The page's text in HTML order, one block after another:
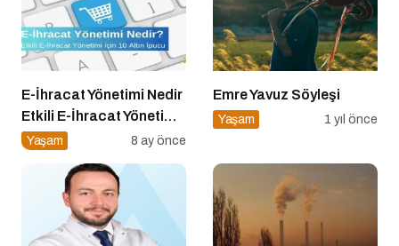
E-İhracat Yönetimi Nedir
Etkili E-İhracat Yönetimi
için 10 Altın İpucu
Yaşam 8 ay önce
Emre Yavuz Söyleşi
Yaşam 1 yıl önce